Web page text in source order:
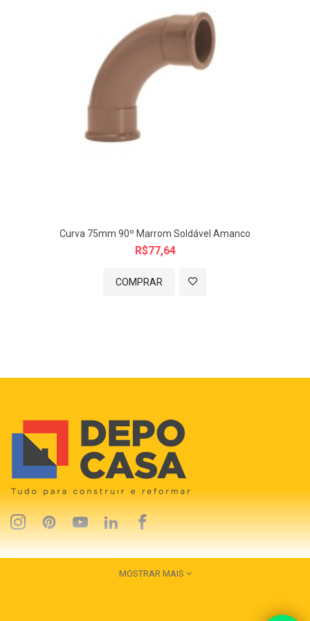
Imagem meramente ilustrativa.
Curva 75mm 90º Marrom Soldável Amanco
R$77,64
COMPRAR
MOSTRAR MAIS